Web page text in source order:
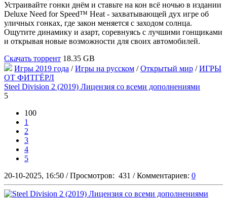
Устраивайте гонки днём и ставьте на кон всё ночью в издании
Deluxe Need for Speed™ Heat - захватывающей дух игре об
уличных гонках, где закон меняется с заходом солнца.
Ощутите динамику и азарт, соревнуясь с лучшими гонщиками
и открывая новые возможности для своих автомобилей.
Скачать торрент 18.35 GB
Игры 2019 года /Игры на русском /Открытый мир /ИГРЫ
ОТ ФИТГЁРЛ
Steel Division 2 (2019) Лицензия со всеми дополнениями
5
100
1
2
3
4
5
20-10-2025, 16:50 / Просмотров: 431 / Комментариев: 0